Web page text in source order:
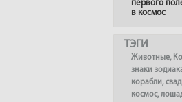
первого
в космос
ТЭГИ
Животные,
знаки
корабли,
космос,